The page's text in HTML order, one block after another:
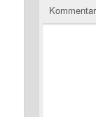
Kommentar